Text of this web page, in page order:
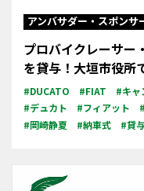
アンバサダー・スポンサ
プロバイクレーサー
を貸与！大垣市役所
#DUCATO #FIAT #キャ
#デュカト
#フィアット
#岡崎静夏
#納車式 #貸